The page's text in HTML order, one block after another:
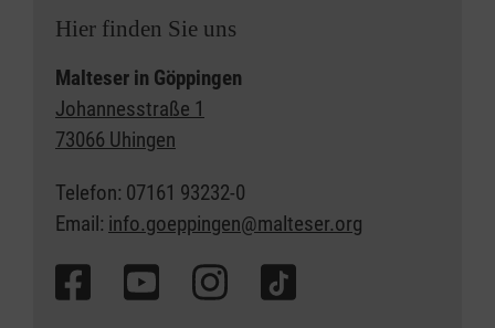
Hier finden Sie uns
Malteser in Göppingen
Johannesstraße 1
73066 Uhingen
Telefon: 07161 93232-0
Email: info.goeppingen@malteser.org